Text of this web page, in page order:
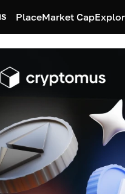
PlaceMarket CapExplor